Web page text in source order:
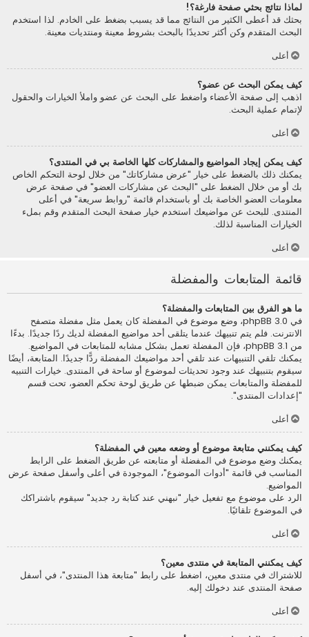
لماذا نتائج بحثي صفحة فارغة؟!
بحثك قد أعطى الكثير من النتائج مما قد يسبب بضغط على الخادم. لذا استخدم
البحث المتقدم وكن أكثر تحديدًا بالبحث بشروط معينة ومنتديات معينة.
أعلى
كيف يمكن البحث عن عضو؟
اذهب إلى صفحة الأعضاء واضغط على البحث عن عضو واملأ الخيارات والحقول
لإتمام عملية البحث.
أعلى
كيف يمكن إيجاد المواضيع والمشاركات كلها الخاصة بي في المنتدى؟
يمكنك ذلك بالضغط على خيار "عرض مشاركاتك" من خلال لوحة التحكم الخاص
بك أو من خلال الضغط على "البحث عن مشاركات العضو" في صفحة عرض
معلومات العضو الخاصة بك أو باستخدام قائمة "روابط سريعة" في أعلى
المنتدى. للبحث عن مواضيعك استخدم خيار صفحة البحث المتقدم وقم بملء
الخيارات المناسبة لذلك.
أعلى
قائمة المتابعات والمفضلة
ما هو الفرق بين المتابعات والمفضلة؟
في phpBB 3.0، وضع موضوع في المفضلة كان يعمل مثل مفضلة متصفح
الانترنت. فلم يتم تنبيهك عندما يتلقى أحد مواضيع المفضلة لديك ردًا جديدًا. بدءًا
من phpBB 3.1، فإن المفضلة تعمل بشكل مشابه للمتابعات في المواضيع.
يمكنك تلقي التنبيهات عند تلقي أحد مواضيعك المفضلة ردًّا جديدًا. المتابعة، أيضًا
سيقوم بتنبيهك عند وجود تحديثات لموضوع أو ساحة في المنتدى. خيارات التنبيه
للمفضلة والمتابعات يمكن ضبطها عن طريق لوحة تحكم العضو، تحت قسم
"إعدادات المنتدى".
أعلى
كيف يمكنني متابعة موضوع أو وضعه معين في المفضلة؟
يمكنك وضع موضوع في المفضلة أو متابعته عن طريق الضغط على الرابط
المناسب في قائمة "أدوات الموضوع"، الموجودة في أعلى وأسفل صفحة عرض
المواضيع.
الرد على موضوع مع تفعيل خيار "نبهني عند كتابة رد جديد" سيقوم باشتراكك
في الموضوع تلقائيًا.
أعلى
كيف يمكنني المتابعة في منتدى معين؟
للاشتراك في منتدى معين، اضغط على رابط "متابعة هذا المنتدى"، في أسفل
صفحة المنتدى عند دخولك إليه.
أعلى